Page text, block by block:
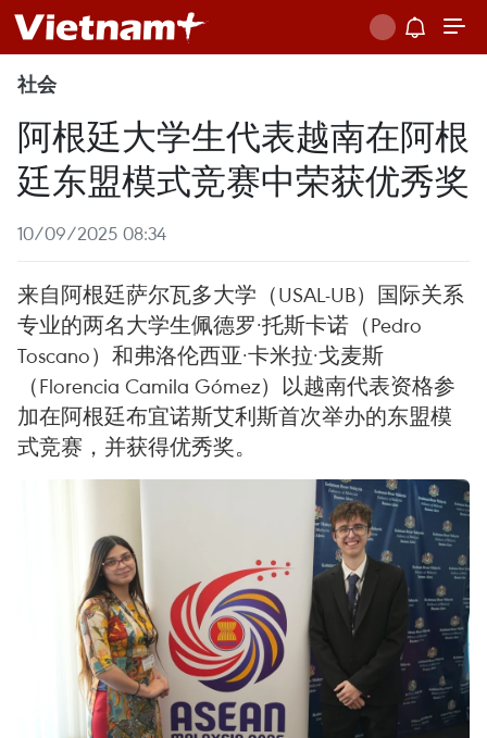
社会
阿根廷大学生代表越南在阿根
廷东盟模式竞赛中荣获优秀奖
10/09/2025 08:34
来自阿根廷萨尔瓦多大学（USAL-UB）国际关系
专业的两名大学生佩德罗·托斯卡诺（Pedro
Toscano）和弗洛伦西亚·卡米拉·戈麦斯
（Florencia Camila Gómez）以越南代表资格参
加在阿根廷布宜诺斯艾利斯首次举办的东盟模
式竞赛，并获得优秀奖。